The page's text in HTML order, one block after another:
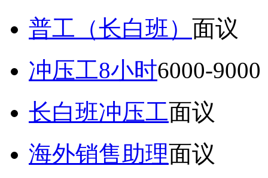
普工（长白班） 面议
冲压工8小时6000-
长白班冲压工面议
海外销售助理面议